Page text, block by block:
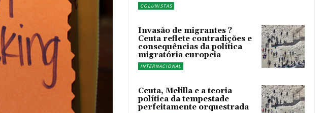
COLUNISTAS
Invasão de migrantes ?
Ceuta reflete contradições e
consequências da política
migratória europeia
INTERNACIONAL
Ceuta, Melilla e a teoria
política da tempestade
perfeitamente orquestrada